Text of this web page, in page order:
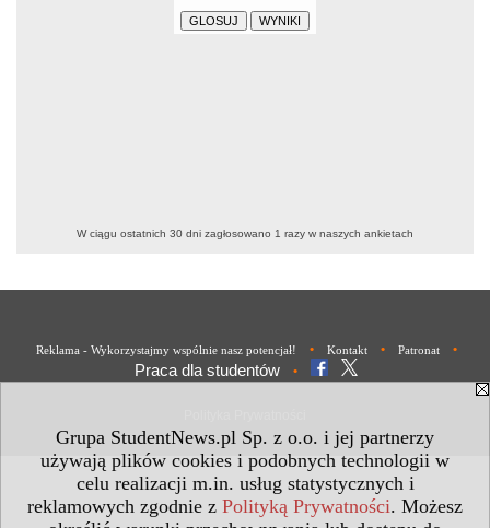
Grupa StudentNews.pl Sp. z o.o. i jej partnerzy
używają plików cookies i podobnych technologii w
celu realizacji m.in. usług statystycznych i
reklamowych zgodnie z Polityką Prywatności. Możesz
W ciągu ostatnich 30 dni zagłosowano 1 razy w naszych ankietach
Reklama - Wykorzystajmy wspólnie nasz potencjał! • Kontakt • Patronat •
Praca dla studentów •